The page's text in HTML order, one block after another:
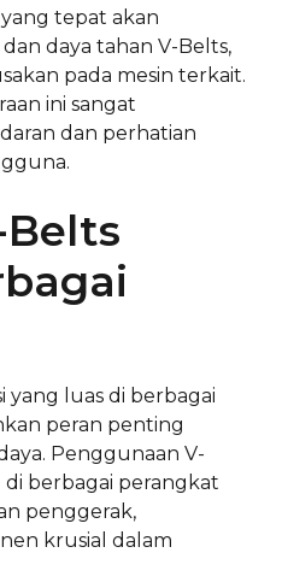
tepat akan
daya tahan V-Belts,
pada mesin terkait.
ini sangat
dan perhatian
yang luas di berbagai
peran penting
Penggunaan V-
berbagai perangkat
penggerak,
krusial dalam